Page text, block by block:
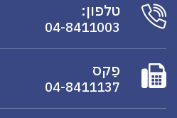
טלפון:
04-8411003
פַקס
04-8411137